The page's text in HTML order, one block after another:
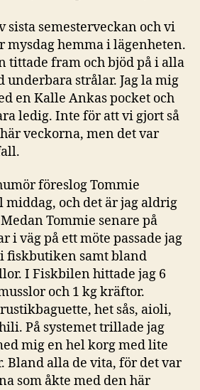
kant
sista semesterveckan och vi
mysdag hemma i lägenheten.
tittade fram och bjöd på i alla
strålar. Jag la mig
en Kalle Ankas pocket och
ledig. Inte för att vi gjort så
veckorna, men det var
föreslog Tommie
och det är jag aldrig
Tommie senare på
i väg på ett möte passade jag
fiskbutiken samt bland
I Fiskbilen hittade jag 6
och 1 kg kräftor.
het sås, aioli,
På systemet trillade jag
mig en hel korg med lite
Bland alla de vita, för det var
som åkte med den här